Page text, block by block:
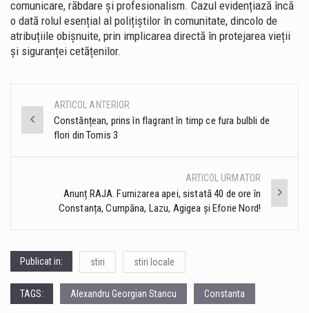
comunicare, răbdare și profesionalism. Cazul evidențiază încă
o dată rolul esențial al polițiștilor în comunitate, dincolo de
atribuțiile obișnuite, prin implicarea directă în protejarea vieții
și siguranței cetățenilor.
Post
navigation
ARTICOL ANTERIOR
Constănțean, prins în flagrant în timp ce fura bulbli de
flori din Tomis 3
ARTICOL URMATOR
Anunț RAJA. Furnizarea apei, sistată 40 de ore în
Constanța, Cumpăna, Lazu, Agigea și Eforie Nord!
Publicat in: stiri stiri locale
TAGS: Alexandru Georgian Stancu Constanta